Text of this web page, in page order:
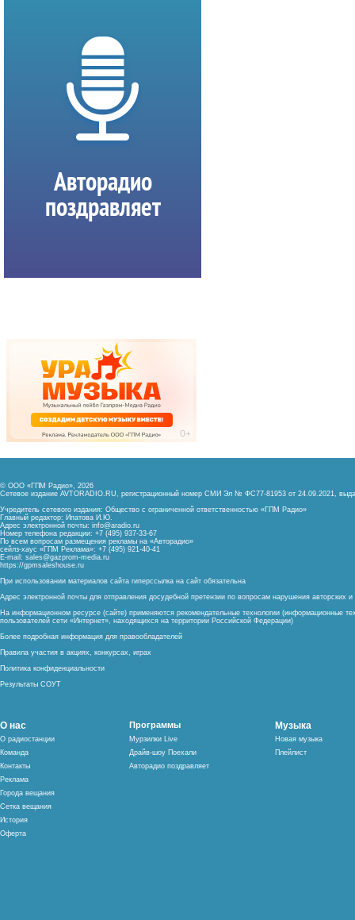
Авторадио
поздравляет
© ООО «ГПМ Радио», 2026
Сетевое издание AVTORADIO.RU, регистрационный номер СМИ Эл № ФС77-81953 от 24.09.2021,
Учредитель сетевого издания: Общество с ограниченной ответственностью «ГПМ Радио»
Главный редактор: Ипатова И.Ю.
Адрес электронной почты: info@aradio.ru
Номер телефона редакции: +7 (495) 937-33-67
По всем вопросам размещения рекламы на «Авторадио»
сейлз-хаус «ГПМ Реклама»: +7 (495) 921-40-41
E-mail: sales@gazprom-media.ru
https://gpmsaleshouse.ru
При использовании материалов сайта гиперссылка на сайт обязательна
Адрес электронной почты для отправления досудебной претензии по вопросам нарушения авторских
На информационном ресурсе (сайте) применяются рекомендательные технологии (информационные
пользователей сети «Интернет», находящихся на территории Российской Федерации)
Более подробная информация для правообладателей
Правила участия в акциях, конкурсах, играх
Политика конфиденциальности
Результаты СОУТ
О нас
О радиостанции
Команда
Контакты
Реклама
Города вещания
Сетка вещания
История
Оферта
Программы
Мурзилки Live
Драйв-шоу Поехали
Авторадио поздравляет
Музыка
Новая музыка
Плейлист